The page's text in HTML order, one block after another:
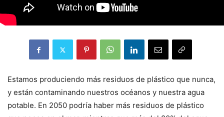
Estamos produciendo más residuos de plástico que nunca,
y están contaminando nuestros océanos y nuestra agua
potable. En 2050 podría haber más residuos de plástico